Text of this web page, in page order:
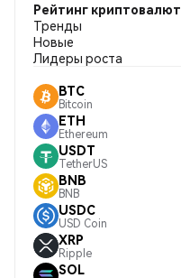
Рейтинг криптовалют
Тренды
Новые
Лидеры роста
BTC
Bitcoin
ETH
Ethereum
USDT
TetherUS
BNB
BNB
USDC
USD Coin
XRP
Ripple
SOL